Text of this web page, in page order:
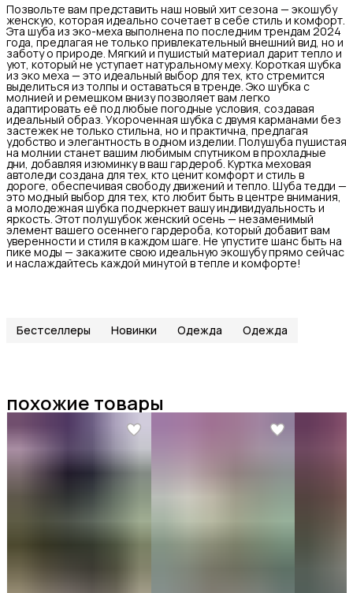
Позвольте вам представить наш новый хит сезона — экошубу
женскую, которая идеально сочетает в себе стиль и комфорт.
Эта шуба из эко-меха выполнена по последним трендам 2024
года, предлагая не только привлекательный внешний вид, но и
заботу о природе. Мягкий и пушистый материал дарит тепло и
уют, который не уступает натуральному меху. Короткая шубка
из эко меха — это идеальный выбор для тех, кто стремится
выделиться из толпы и оставаться в тренде. Эко шубка с
молнией и ремешком внизу позволяет вам легко
адаптировать её под любые погодные условия, создавая
идеальный образ. Укороченная шубка с двумя карманами без
застежек не только стильна, но и практична, предлагая
удобство и элегантность в одном изделии. Полушуба пушистая
на молнии станет вашим любимым спутником в прохладные
дни, добавляя изюминку в ваш гардероб. Куртка меховая
автоледи создана для тех, кто ценит комфорт и стиль в
дороге, обеспечивая свободу движений и тепло. Шуба тедди —
это модный выбор для тех, кто любит быть в центре внимания,
а молодежная шубка подчеркнет вашу индивидуальность и
яркость. Этот полушубок женский осень — незаменимый
элемент вашего осеннего гардероба, который добавит вам
уверенности и стиля в каждом шаге. Не упустите шанс быть на
пике моды — закажите свою идеальную экошубу прямо сейчас
и наслаждайтесь каждой минутой в тепле и комфорте!
Бестселлеры Новинки Одежда Одежда
похожие товары